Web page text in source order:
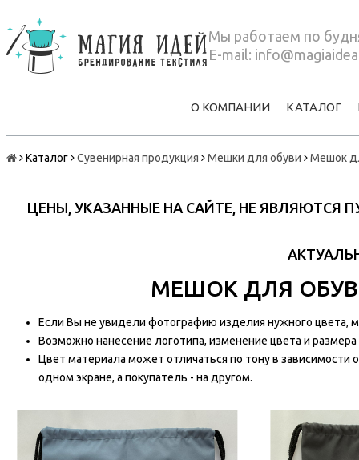
Мы работаем по
E-mail:
О КОМПАНИИ КАТАЛОГ
Каталог Сувенирная продукция Мешки для обуви Мешок
ЦЕНЫ, УКАЗАННЫЕ НА САЙТЕ, НЕ
МЕШОК ДЛЯ
Если Вы не увидели фотографию изделия нужного цвета,
Возможно нанесение логотипа, изменение цвета и
Цвет материала может отличаться по тону в зависимости
одном экране, а покупатель - на другом.